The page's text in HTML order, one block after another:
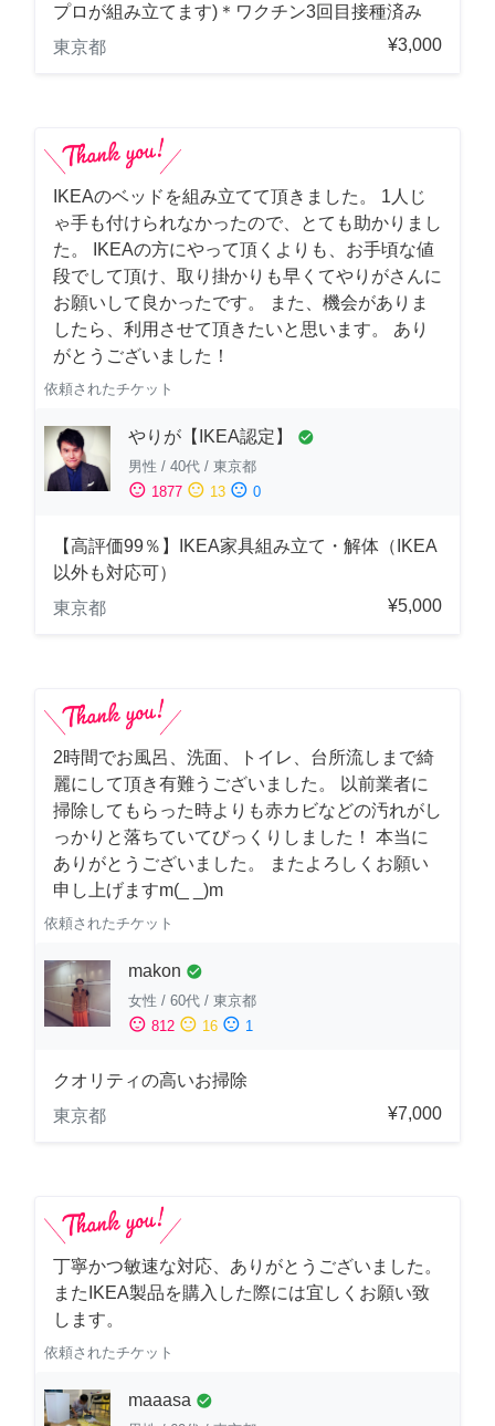
プロが組み立てます)＊ワクチン3回目接種済み
東京都
¥3,000
IKEAのベッドを組み立てて頂きました。 1人じ
ゃ手も付けられなかったので、とても助かりまし
た。 IKEAの方にやって頂くよりも、お手頃な値
段でして頂け、取り掛かりも早くてやりがさんに
お願いして良かったです。 また、機会がありま
したら、利用させて頂きたいと思います。 あり
がとうございました！
依頼されたチケット
やりが【IKEA認定】 check_circle
男性 / 40代 / 東京都
sentiment_satisfied 1877 sentiment_neutral 13 sentiment_dissatisfied 0
【高評価99％】IKEA家具組み立て・解体（IKEA
以外も対応可）
東京都
¥5,000
2時間でお風呂、洗面、トイレ、台所流しまで綺
麗にして頂き有難うございました。 以前業者に
掃除してもらった時よりも赤カビなどの汚れがし
っかりと落ちていてびっくりしました！ 本当に
ありがとうございました。 またよろしくお願い
申し上げますm(_ _)m
依頼されたチケット
makon check_circle
女性 / 60代 / 東京都
sentiment_satisfied 812 sentiment_neutral 16 sentiment_dissatisfied 1
クオリティの高いお掃除
東京都
¥7,000
丁寧かつ敏速な対応、ありがとうございました。
またIKEA製品を購入した際には宜しくお願い致
します。
依頼されたチケット
maaasa check_circle